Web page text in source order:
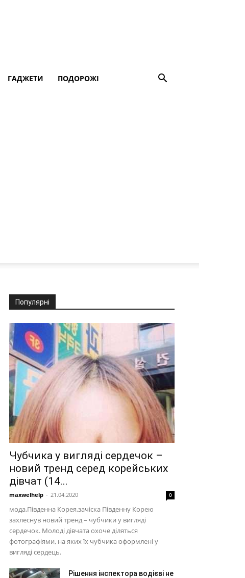
ГАДЖЕТИ ПОДОРОЖІ
Популярні
Чубчика у вигляді сердечок –
новий тренд серед корейських
дівчат (14...
maxwelhelp - 21.04.2020 0
мода,Південна Корея,зачіска Південну Корею
захлеснув новий тренд – чубчики у вигляді
сердечок. Молоді дівчата охоче діляться
фотографіями, на яких їх чубчика оформлені у
вигляді сердець.
Рішення інспектора водієві не